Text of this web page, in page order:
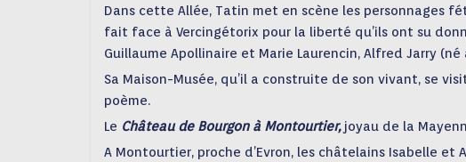
Dans cette Allée, Tatin met en scène les personnages
fait face à Vercingétorix pour la liberté qu’ils ont su
Guillaume Apollinaire et Marie Laurencin, Alfred Jarry (né
Sa Maison-Musée, qu’il a construite de son vivant, se
poème.
Le Château de Bourgon à Montourtier, joyau de la
A Montourtier, proche d’Evron, les châtelains Isabelle